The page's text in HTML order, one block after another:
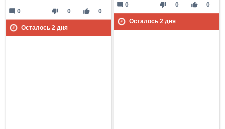
thumb_down 0 thumb_up 0
mode_comment 0
Осталось 2дня
thumb_down 0 thumb_up 0
mode_comment 0
Осталось 2дня